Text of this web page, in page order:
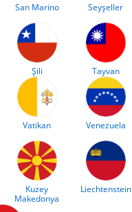
San Marino Seyşeller
Şili Tayvan
Vatikan Venezuela
Kuzey
Makedonya
Liechtenstein